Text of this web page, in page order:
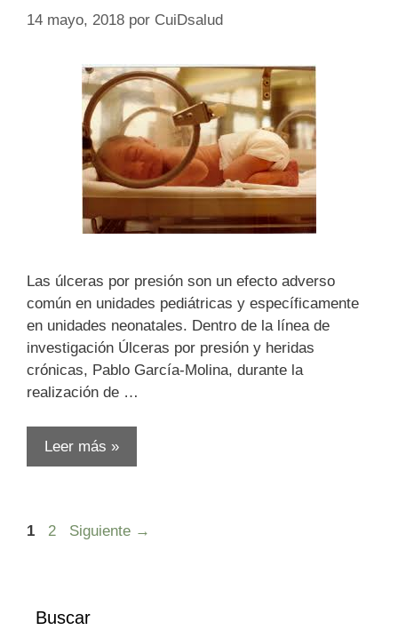
14 mayo, 2018 por CuiDsalud
Las úlceras por presión son un efecto adverso
común en unidades pediátricas y específicamente
en unidades neonatales. Dentro de la línea de
investigación Úlceras por presión y heridas
crónicas, Pablo García-Molina, durante la
realización de …
Leer más »
Página
1 Página
2 Siguiente →
Buscar